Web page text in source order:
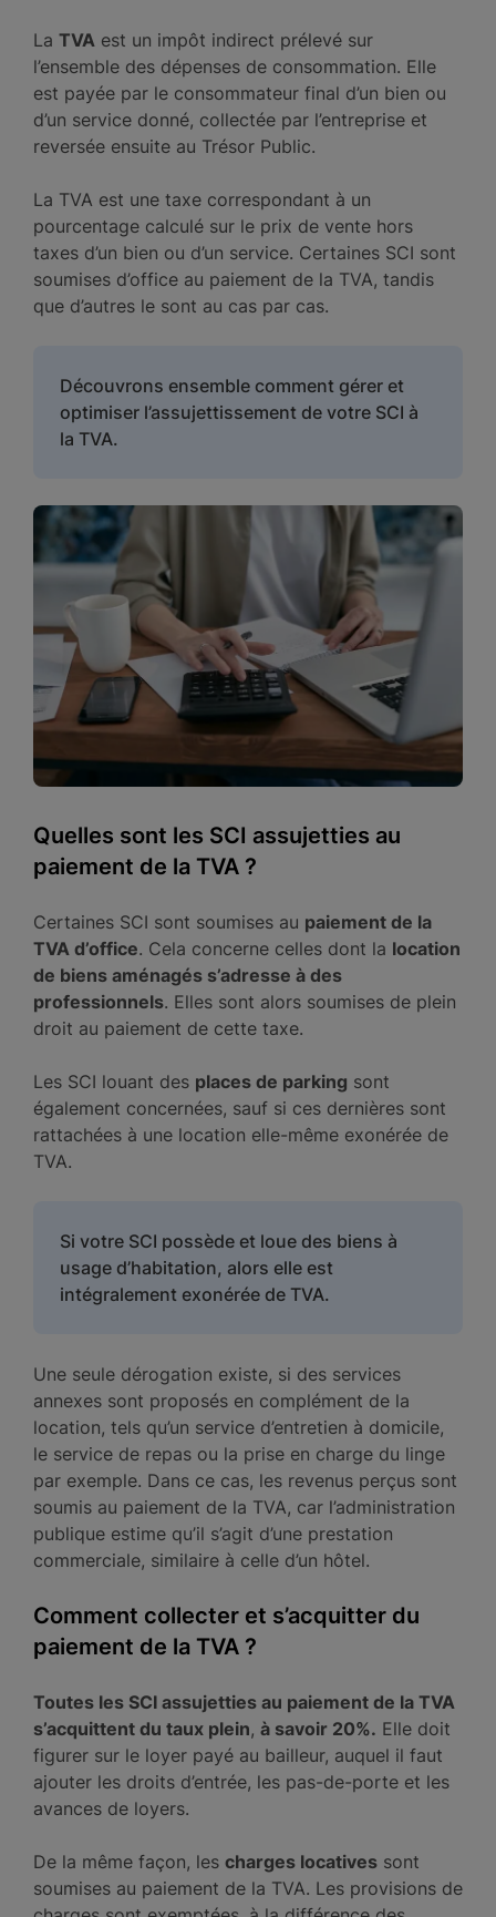
La TVA est un impôt indirect prélevé sur
l’ensemble des dépenses de consommation. Elle
est payée par le consommateur final d’un bien ou
d’un service donné, collectée par l’entreprise et
reversée ensuite au Trésor Public.
La TVA est une taxe correspondant à un
pourcentage calculé sur le prix de vente hors
taxes d’un bien ou d’un service. Certaines SCI sont
soumises d’office au paiement de la TVA, tandis
que d’autres le sont au cas par cas.
Découvrons ensemble comment gérer et
optimiser l’assujettissement de votre SCI à
la TVA.
Quelles sont les SCI assujetties au
paiement de la TVA ?
Certaines SCI sont soumises au paiement de la
TVA d’office. Cela concerne celles dont la location
de biens aménagés s’adresse à des
professionnels. Elles sont alors soumises de plein
droit au paiement de cette taxe.
Les SCI louant des places de parking sont
également concernées, sauf si ces dernières sont
rattachées à une location elle-même exonérée de
TVA.
Si votre SCI possède et loue des biens à
usage d’habitation, alors elle est
intégralement exonérée de TVA.
Une seule dérogation existe, si des services
annexes sont proposés en complément de la
location, tels qu’un service d’entretien à domicile,
le service de repas ou la prise en charge du linge
par exemple. Dans ce cas, les revenus perçus sont
soumis au paiement de la TVA, car l’administration
publique estime qu’il s’agit d’une prestation
commerciale, similaire à celle d’un hôtel.
Comment collecter et s’acquitter du
paiement de la TVA ?
Toutes les SCI assujetties au paiement de la TVA
s’acquittent du taux plein, à savoir 20%. Elle doit
figurer sur le loyer payé au bailleur, auquel il faut
ajouter les droits d’entrée, les pas-de-porte et les
avances de loyers.
De la même façon, les charges locatives sont
soumises au paiement de la TVA. Les provisions de